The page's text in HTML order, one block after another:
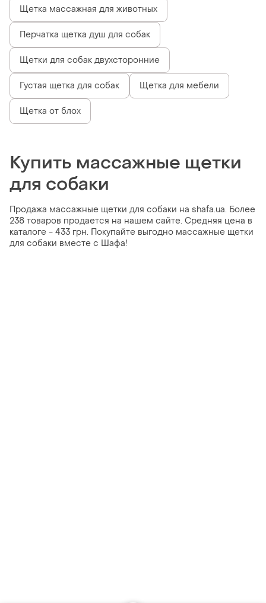
Щетка массажная для животных
Перчатка щетка душ для собак
Щетки для собак двухсторонние
Густая щетка для собак Щетка для мебели
Щетка от блох
Купить массажные щетки
для собаки
Продажа массажные щетки для собаки на shafa.ua. Более
238 товаров продается на нашем сайте. Средняя цена в
каталоге - 433 грн. Покупайте выгодно массажные щетки
для собаки вместе с Шафа!